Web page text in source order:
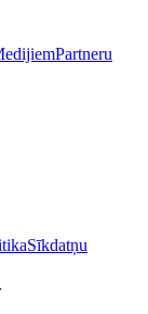
Partneru
Sīkdatņu